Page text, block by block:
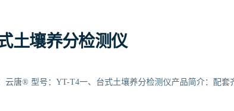
土壤养分检测仪
云唐® 型号：YT-T4一、台式土壤养分检测仪产品简介：配套
，无需用户自配附件。适于农业服务部门或农资经销商、高